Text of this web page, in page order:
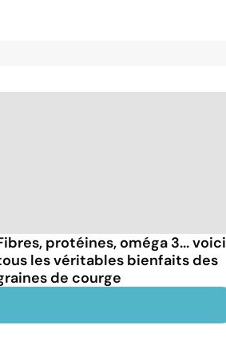
protéines, oméga 3... voici
les véritables bienfaits des
de courge